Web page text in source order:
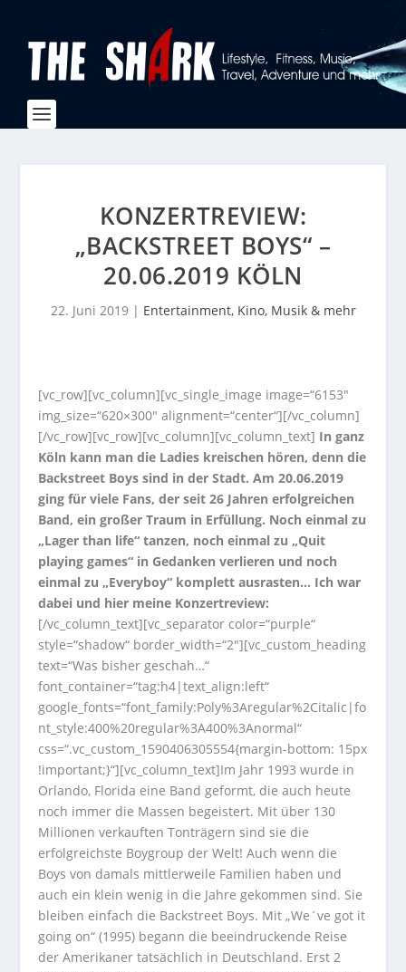
KONZERTREVIEW:
„BACKSTREET BOYS“ –
20.06.2019 KÖLN
22. Juni 2019| Entertainment, Kino, Musik & mehr
[vc_row][vc_column][vc_single_image image=“6153″
img_size=“620×300″ alignment=“center“][/vc_column]
[/vc_row][vc_row][vc_column][vc_column_text] In ganz
Köln kann man die Ladies kreischen hören, denn die
Backstreet Boys sind in der Stadt. Am 20.06.2019
ging für viele Fans, der seit 26 Jahren erfolgreichen
Band, ein großer Traum in Erfüllung. Noch einmal zu
„Lager than life“ tanzen, noch einmal zu „Quit
playing games“ in Gedanken verlieren und noch
einmal zu „Everyboy“ komplett ausrasten… Ich war
dabei und hier meine Konzertreview:
[/vc_column_text][vc_separator color=“purple“
style=“shadow“ border_width=“2″][vc_custom_heading
text=“Was bisher geschah…“
font_container=“tag:h4|text_align:left“
google_fonts=“font_family:Poly%3Aregular%2Citalic|fo
nt_style:400%20regular%3A400%3Anormal“
css=“.vc_custom_1590406305554{margin-bottom: 15px
!important;}“][vc_column_text]Im Jahr 1993 wurde in
Orlando, Florida eine Band geformt, die auch heute
noch immer die Massen begeistert. Mit über 130
Millionen verkauften Tonträgern sind sie die
erfolgreichste Boygroup der Welt! Auch wenn die
Boys von damals mittlerweile Familien haben und
auch ein klein wenig in die Jahre gekommen sind. Sie
bleiben einfach die Backstreet Boys. Mit „We´ve got it
going on“ (1995) begann die beeindruckende Reise
der Amerikaner tatsächlich in Deutschland. Erst 2